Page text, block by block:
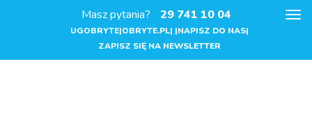
Masz pytania? 29 741 10 04
UGOBRYTE|OBRYTE.PL| |NAPISZ DO NAS|
ZAPISZ SIĘ NA NEWSLETTER